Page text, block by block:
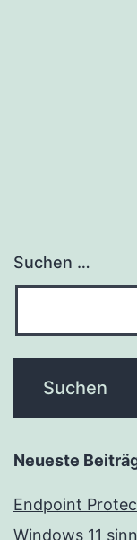
Suchen …
Neueste
Endpoint
Windows 11